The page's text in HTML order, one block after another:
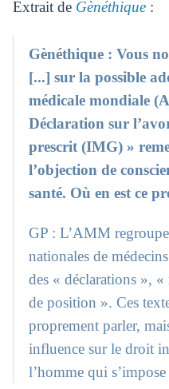
Extrait de Gènéthique :
Gènéthique : Vous
[...] sur la possible
médicale mondiale
Déclaration sur
prescrit (IMG) »
l’objection de
santé. Où en est ce
GP : L’AMM
nationales de
des « déclarations »,
de position ». Ces
proprement parler,
influence sur le droit
l’homme qui